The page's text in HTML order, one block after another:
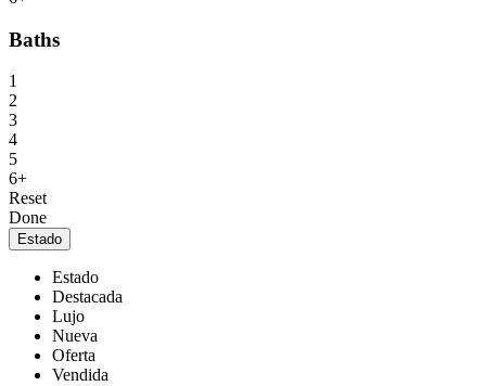
Baths
1
2
3
4
5
6+
Reset
Done
Estado
Estado
Destacada
Lujo
Nueva
Oferta
Vendida